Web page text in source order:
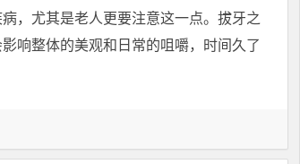
，尤其是老人更要注意这一点。拔牙之
响整体的美观和日常的咀嚼，时间久了